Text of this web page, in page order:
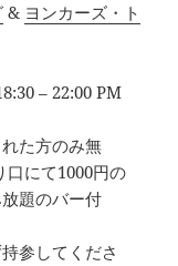
& ヨンカーズ・ト
– 22:00 PM
た方のみ無
にて1000円の
題のバー付
参してくださ